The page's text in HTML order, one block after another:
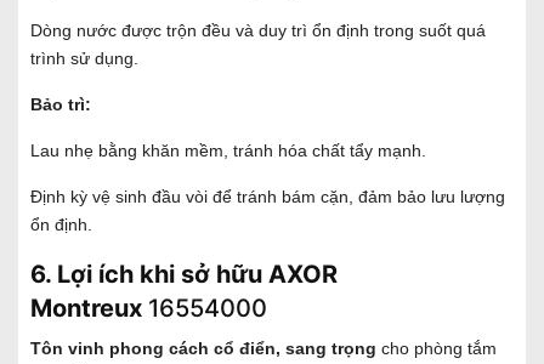
Dòng nước được trộn đều và duy trì ổn định trong suốt quá
trình sử dụng.
Bảo trì:
Lau nhẹ bằng khăn mềm, tránh hóa chất tẩy mạnh.
Định kỳ vệ sinh đầu vòi để tránh bám cặn, đảm bảo lưu lượng
ổn định.
6. Lợi ích khi sở hữu AXOR
Montreux 16554000
Tôn vinh phong cách cổ điển, sang trọng cho phòng tắm